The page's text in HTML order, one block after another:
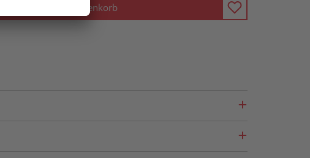
In den Warenkorb